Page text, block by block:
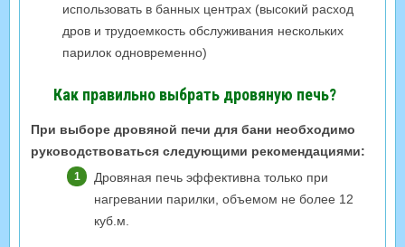
использовать в банных центрах (высокий расход
дров и трудоемкость обслуживания нескольких
парилок одновременно)
Как правильно выбрать дровяную печь?
При выборе дровяной печи для бани необходимо
руководствоваться следующими рекомендациями:
Дровяная печь эффективна только при
нагревании парилки, объемом не более 12
куб.м.